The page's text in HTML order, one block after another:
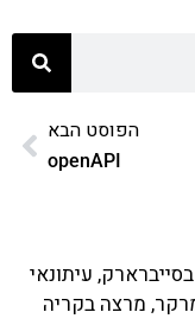
הפוסט הבא
openAPI
עיתונאי
מרצה בקריה